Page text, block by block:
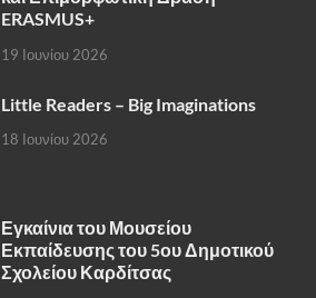
ERASMUS+
19 Ιουνίου 2026
Little Readers – Big Imaginations
18 Ιουνίου 2026
Εγκαίνια του Μουσείου
Εκπαίδευσης του 5ου Δημοτικού
Σχολείου Καρδίτσας